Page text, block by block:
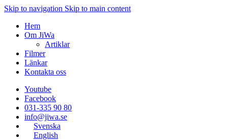
Skip to navigation Skip to main content
Hem
Om JiWa
Artiklar
Filmer
Länkar
Kontakta oss
Youtube
Facebook
031-335 90 80
info@jiwa.se
Svenska
English